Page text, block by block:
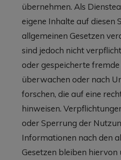
übernehmen. Als
eigene Inhalte auf diesen
allgemeinen Gesetzen
sind jedoch nicht
oder gespeicherte
überwachen oder nach
forschen, die auf eine
hinweisen.
oder Sperrung der
Informationen nach den
Gesetzen bleiben